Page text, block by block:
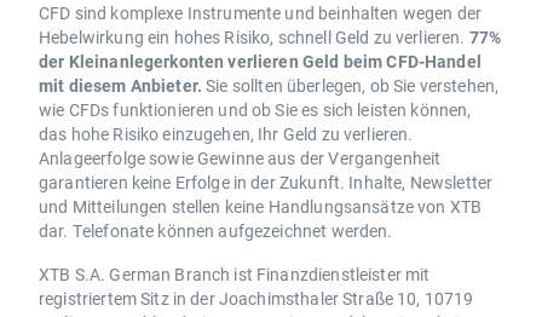
CFD sind komplexe Instrumente und beinhalten wegen der
Hebelwirkung ein hohes Risiko, schnell Geld zu verlieren. 77%
der Kleinanlegerkonten verlieren Geld beim CFD-Handel
mit diesem Anbieter. Sie sollten überlegen, ob Sie verstehen,
wie CFDs funktionieren und ob Sie es sich leisten können,
das hohe Risiko einzugehen, Ihr Geld zu verlieren.
Anlageerfolge sowie Gewinne aus der Vergangenheit
garantieren keine Erfolge in der Zukunft. Inhalte, Newsletter
und Mitteilungen stellen keine Handlungsansätze von XTB
dar. Telefonate können aufgezeichnet werden.
XTB S.A. German Branch ist Finanzdienstleister mit
registriertem Sitz in der Joachimsthaler Straße 10, 10719